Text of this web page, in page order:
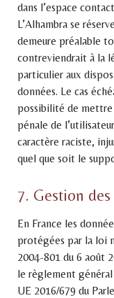
dans l’espace
L’Alhambra se
demeure préalable
contreviendrait à la
particulier aux
données. Le cas
possibilité de
pénale de
caractère raciste,
quel que soit le
7. Gestion
En France les
protégées par la loi
2004-801 du 6 août
le règlement
UE 2016/679 du